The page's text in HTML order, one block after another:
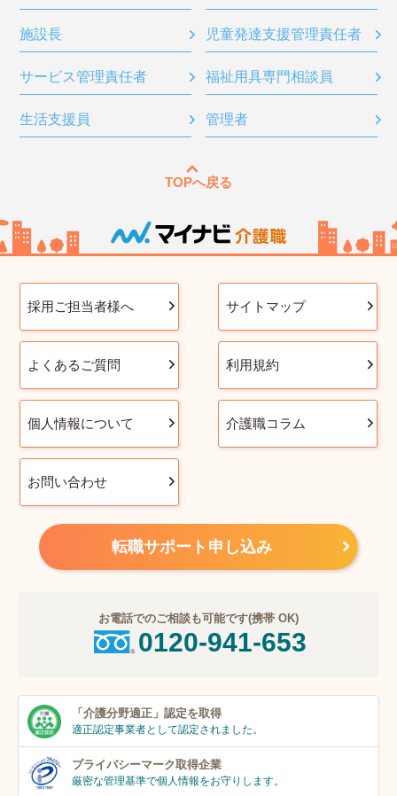
施設長 児童発達支援管理責任者
サービス管理責任者 福祉用具専門相談員
生活支援員 管理者
TOPへ戻る
採用ご担当者様へ サイトマップ
よくあるご質問 利用規約
個人情報について 介護職コラム
お問い合わせ
転職サポート申し込み
お電話でのご相談も可能です(携帯 OK)
0120-941-653
「介護分野適正」 認定を取得
適正認定事業者として認定されました。
プライバシーマーク取得企業
厳密な管理基準で個人情報をお守りします。